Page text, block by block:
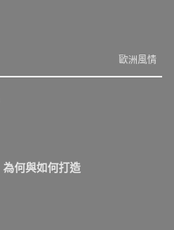
歐洲風情
何與如何打造